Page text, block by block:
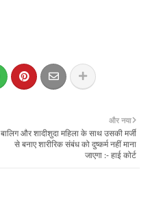
और नया
बालिग और शादीशुदा महिला के साथ उसकी मर्जी
से बनाए शारीरिक संबंध को दुष्कर्म नहीं माना
जाएगा :- हाई कोर्ट